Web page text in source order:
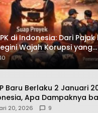
di Indonesia: Dari
Wajah Korupsi yang
10
Baru Berlaku 2 Januari
Apa Dampaknya
Warga? Ini Aturan
20, 2026 9